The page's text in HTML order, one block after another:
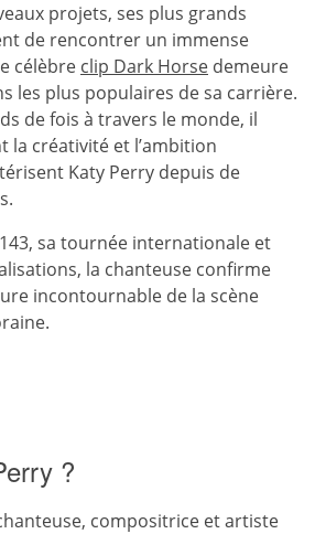
projets, ses plus grands
de rencontrer un immense
célèbre clip Dark Horse demeure
les plus populaires de sa carrière.
de fois à travers le monde, il
la créativité et l’ambition
Katy Perry depuis de
sa tournée internationale et
la chanteuse confirme
incontournable de la scène
?
compositrice et artiste